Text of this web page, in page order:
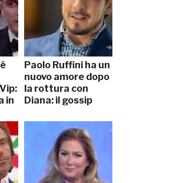
in
Paolo Ruffini ha un
nuovo amore dopo
la rottura con
Diana: il gossip